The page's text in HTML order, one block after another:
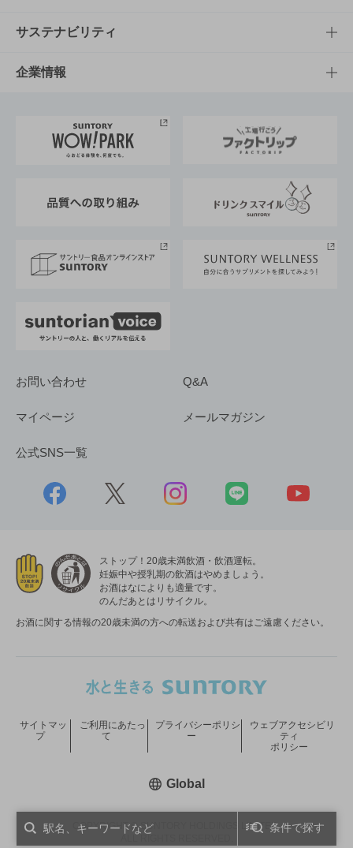
条件で探す
商品発売情報
栄養成分一覧
キャンペーン
工場見学
地域情報
文化・スポーツTOP
サントリーホール
サントリーサンバーズ大阪
サステナビリティ
サステナビリティTOP
サントリーが考えるサステナビリティ経営
企業情報
企業概要
採用情報
お問い合わせ Q&A
マイページ メールマガジン
公式SNS一覧
ストップ！20歳未満飲酒・飲酒運転。
妊娠中や授乳期の飲酒はやめましょう。
お酒はなによりも適量です。
のんだあとはリサイクル。
お酒に関する情報の20歳未満の方への転送および共有はご遠慮ください。
COPYRIGHT © SUNTORY HOLDINGS LIMITED.
サイトマッ
プ
ご利用にあたっ
て
プライバシーポリシ
ー
ウェブアクセシビリ
ティ
ポリシー
Global新しいウィンドウで開く